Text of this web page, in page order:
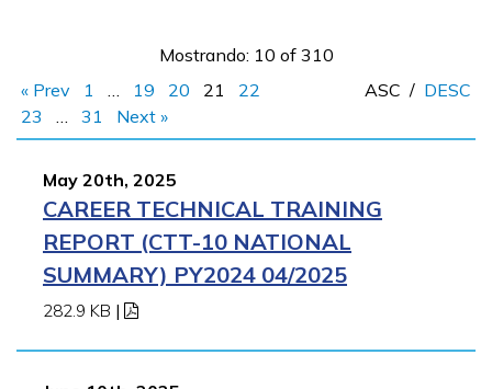
COMIENZA YA
Mostrando: 10 of 310
« Prev
1 … 19 20 21
22
23
… 31 Next »
ASC / DESC
May 20th, 2025
CAREER TECHNICAL TRAINING
REPORT (CTT-10 NATIONAL
SUMMARY) PY2024 04/2025
282.9 KB |